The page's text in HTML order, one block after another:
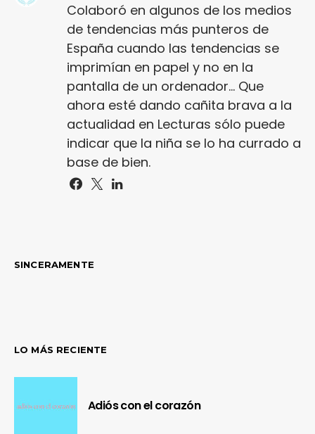
Colaboró en algunos de los medios
de tendencias más punteros de
España cuando las tendencias se
imprimían en papel y no en la
pantalla de un ordenador... Que
ahora esté dando cañita brava a la
actualidad en Lecturas sólo puede
indicar que la niña se lo ha currado a
base de bien.
SINCERAMENTE
LO MÁS RECIENTE
Adiós con el corazón